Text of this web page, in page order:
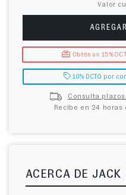
Valor
Obtén un 15%
10% DCTO por
Consulta
Recibe en 24
ACERCA DE JACK